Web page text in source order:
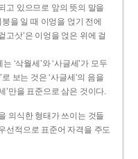
고 있으므로 앞의 뜻의 말을
붕을 일 때 이엉을 얹기 전에
고삿’은 이엉을 얹은 위에 걸
‘삭월세’와 ‘사글세’가 모두
보는 것은 ‘사글세’의 음을
’만을 표준으로 삼은 것이다.
의식한 형태가 쓰이는 것들
선적으로 표준어 자격을 주도